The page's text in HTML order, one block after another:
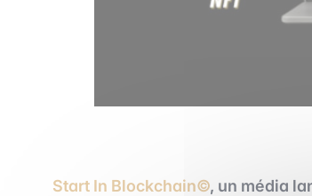
Start In Blockchain©, un média